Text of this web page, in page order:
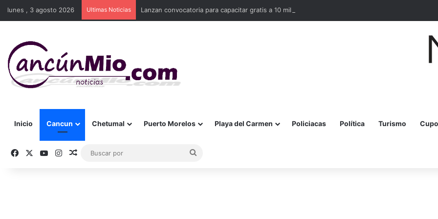
lunes , 3 agosto 2026 Ultimas Noticias Lanzan convocatoria para capacitar gratis a 10 mil mujeres en bordado maya en Quintana Roo
Inicio Cancun Chetumal Puerto Morelos Playa del Carmen Policiacas Política Turismo
FacebookYouTubeInstagram
Publicación al azar